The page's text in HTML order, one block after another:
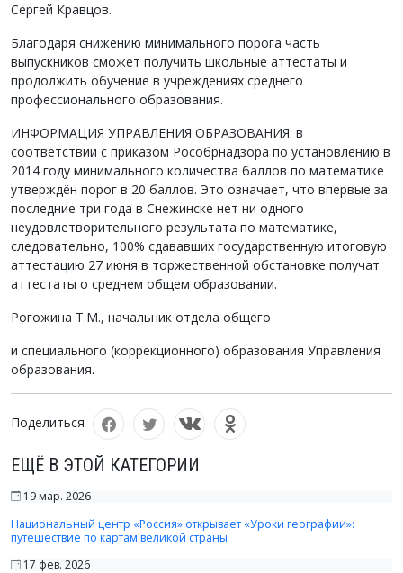
ЕЩЁ В ЭТОЙ КАТЕГОРИИ
19 мар. 2026
Национальный центр «Россия» открывает «Уроки географии»:
путешествие по картам великой страны
17 фев. 2026
Сергей Кравцов.
Благодаря снижению минимального порога часть
выпускников сможет получить школьные аттестаты и
продолжить обучение в учреждениях среднего
профессионального образования.
ИНФОРМАЦИЯ УПРАВЛЕНИЯ ОБРАЗОВАНИЯ: в
соответствии с приказом Рособрнадзора по установлению в
2014 году минимального количества баллов по математике
утверждён порог в 20 баллов. Это означает, что впервые за
последние три года в Снежинске нет ни одного
неудовлетворительного результата по математике,
следовательно, 100% сдававших государственную итоговую
аттестацию 27 июня в торжественной обстановке получат
аттестаты о среднем общем образовании.
Рогожина Т.М., начальник отдела общего
и специального (коррекционного) образования Управления
образования.
Поделиться